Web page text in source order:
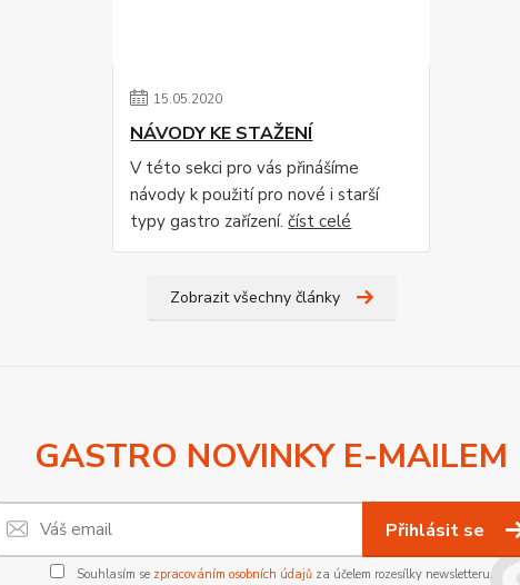
15.05.2020
NÁVODY KE STAŽENÍ
V této sekci pro vás přinášíme
návody k použití pro nové i starší
typy gastro zařízení.číst celé
Zobrazit všechny články
GASTRO NOVINKY E-MAILEM
Přihlásit se
Souhlasím se zpracováním osobních údajůza účelem rozesílky newsletteru.